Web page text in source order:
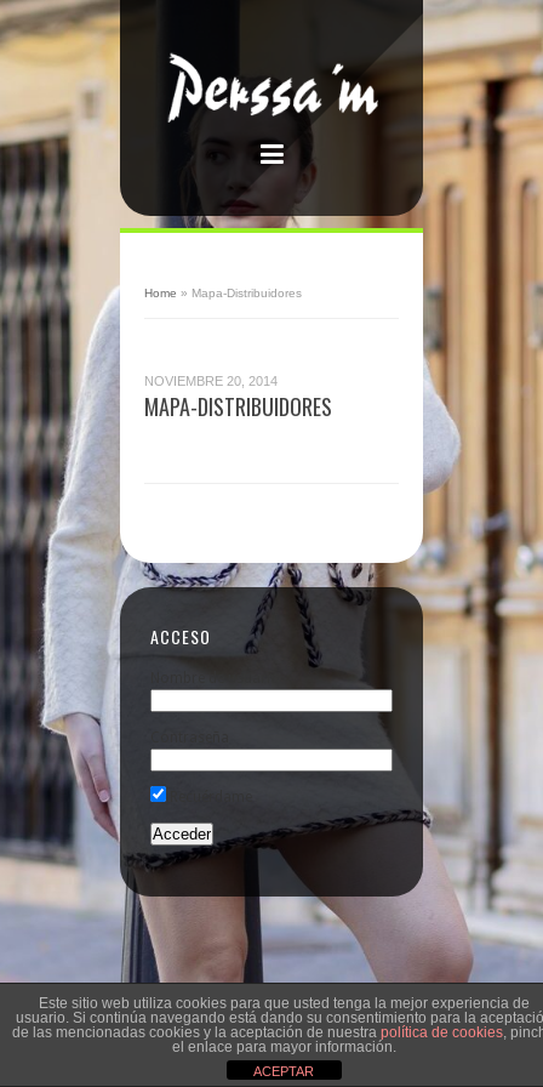
Home » Mapa-Distribuidores
NOVIEMBRE 20, 2014
MAPA-DISTRIBUIDORES
ACCESO
Este sitio web utiliza cookies para que usted tenga la mejor experiencia de
usuario. Si continúa navegando está dando su consentimiento para la
de las mencionadas cookies y la aceptación de nuestra política de cookies,
el enlace para mayor información.
ACEPTAR